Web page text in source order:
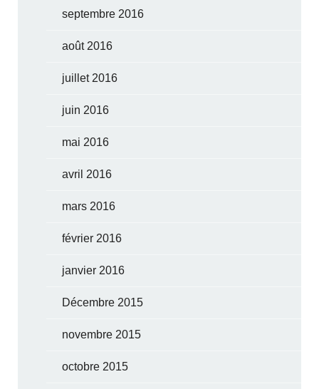
septembre 2016
août 2016
juillet 2016
juin 2016
mai 2016
avril 2016
mars 2016
février 2016
janvier 2016
Décembre 2015
novembre 2015
octobre 2015